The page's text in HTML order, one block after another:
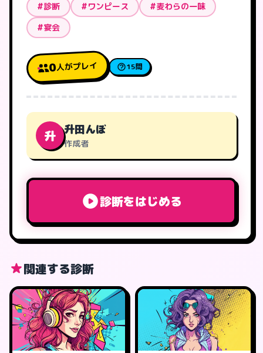
#診断 #ワンピース
#麦わらの一味
#宴会
0人がプレイ 15問
升 升田んぼ
作成者
診断をはじめる
関連する診断